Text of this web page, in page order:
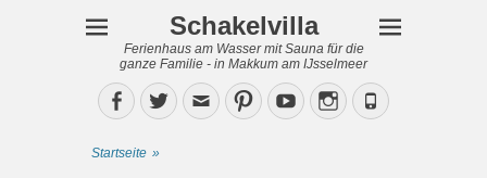
Schakelvilla
Ferienhaus am Wasser mit Sauna für die
ganze Familie - in Makkum am IJsselmeer
Facebook
TwitterEmailPinterestYouTubeInstagram
Phone
Startseite »